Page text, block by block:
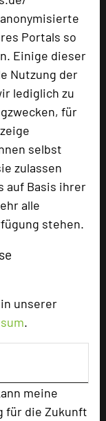
Portals so
Einige dieser
Nutzung der
lediglich zu
für
selbst
zulassen
auf Basis ihrer
alle
stehen.
unserer
.
meine
für die Zukunft
30
50
60 qm
4
aufgerufen.